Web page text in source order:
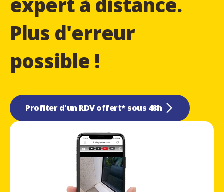
Plus d'erreur
possible !
Profiter d'un RDV offert* sous 48h